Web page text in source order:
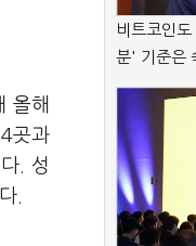
올해
곳과
. 성
.
비트코인
분' 기준은